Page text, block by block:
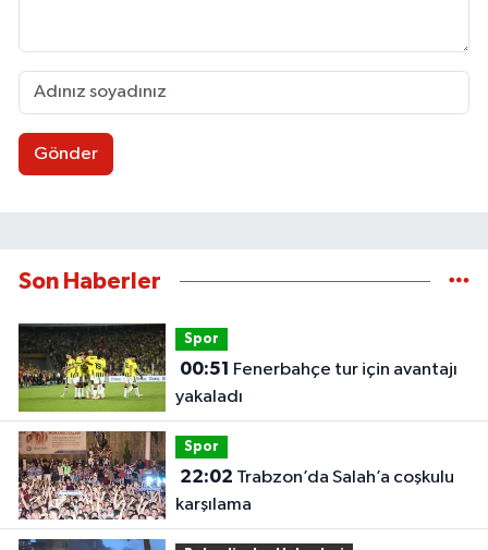
Gönder
Son Haberler
Spor
00:51
yakaladı
Spor
22:02
karşılama